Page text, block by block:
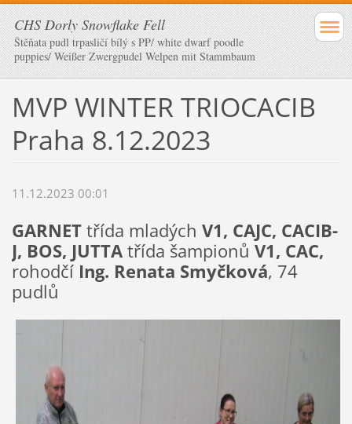
CHS Dorly Snowflake Fell
Štěňata pudl trpasličí bílý s PP/ white dwarf poodle
puppies/ Weißer Zwergpudel Welpen mit Stammbaum
MVP WINTER TRIOCACIB
Praha 8.12.2023
11.12.2023 00:01
GARNETtřída mladých V1, CAJC, CACIB-
J, BOS, JUTTAtřída šampionů V1, CAC,
rohodčí Ing. Renata Smyčková, 74
pudlů